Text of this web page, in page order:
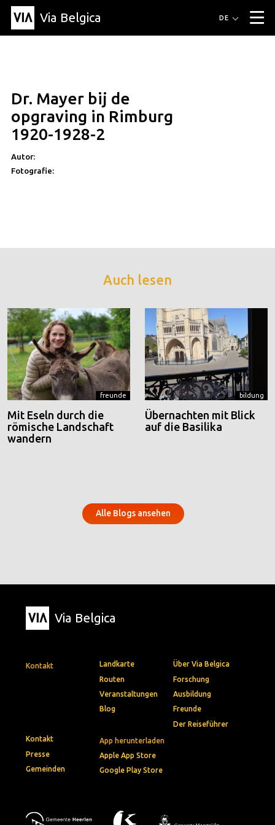
Via Belgica ▼
Artikel
Bildung
Rezept
Freunde
Über Via Belgica
Über Via Belgica
DE
Dr. Mayer bij de
opgraving in Rimburg
1920-1928-2
Autor:
Fotografie:
Auch lesen
freunde
Mit Eseln durch die
römische Landschaft
wandern
bildung
Übernachten mit Blick
auf die Basilika
Alle Blogs ansehen
Via Belgica
Kontakt
App herunterladen
Apple App Store
Google Play Store
Landkarte
Routen
Veranstaltungen
Blog
Über Via Belgica
Forschung
Ausbildung
Freunde
Der Reiseführer
Kontakt
Presse
Gemeinden